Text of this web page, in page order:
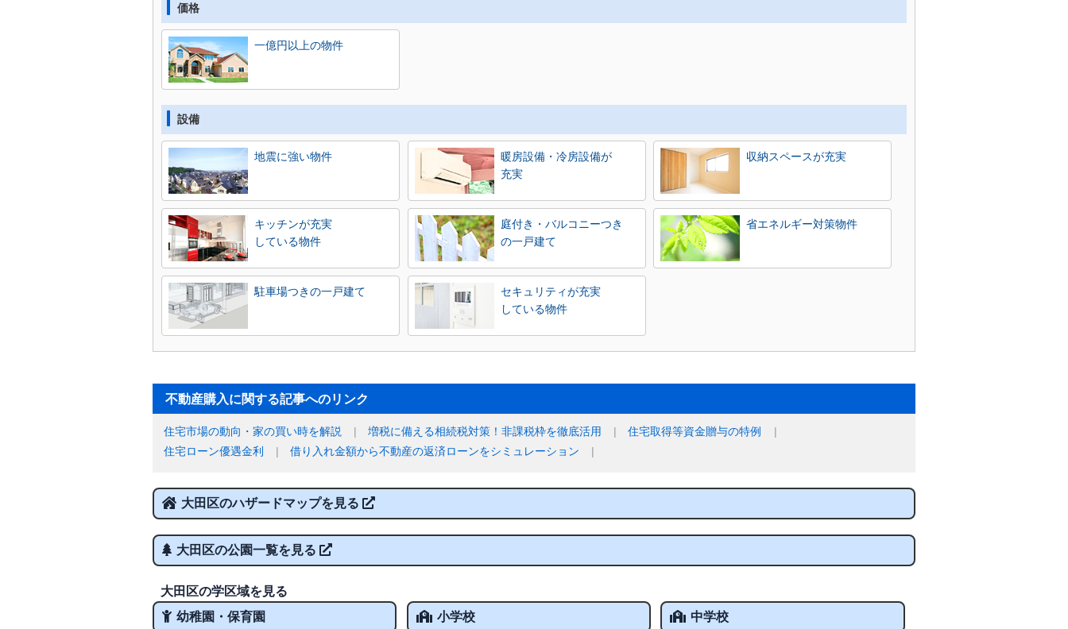
価格
一億円以上の物件
設備
地震に強い物件
暖房設備・冷房設備が
充実
収納スペースが充実
キッチンが充実
している物件
庭付き・バルコニーつき
の一戸建て
省エネルギー対策物件
駐車場つきの一戸建て
セキュリティが充実
している物件
不動産購入に関する記事へのリンク
住宅市場の動向・家の買い時を解説 増税に備える相続税対策！非課税枠を徹底活用
住宅取得等資金贈与の特例
住宅ローン優遇金利
借り入れ金額から不動産の返済ローンをシミュレーション
大田区のハザードマップを見る
大田区の公園一覧を見る
大田区の学区域を見る
幼稚園・保育園
小学校 中学校